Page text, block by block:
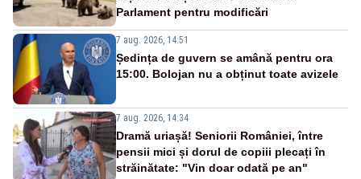
Parlament pentru modificări
7 aug. 2026, 14:51
Ședința de guvern se amână pentru ora
15:00. Bolojan nu a obținut toate avizele
7 aug. 2026, 14:34
Dramă uriașă! Seniorii României, între
pensii mici și dorul de copiii plecați în
străinătate: "Vin doar odată pe an"